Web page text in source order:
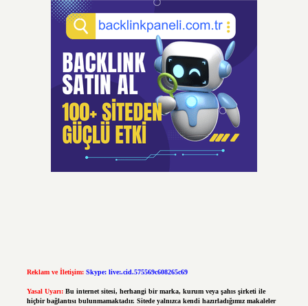
Reklam ve İletişim: Skype: live:.cid.575569c608265c69
Yasal Uyarı: Bu internet sitesi, herhangi bir marka, kurum veya şahıs şirketi ile
hiçbir bağlantısı bulunmamaktadır. Sitede yalnızca kendi hazırladığımız makaleler